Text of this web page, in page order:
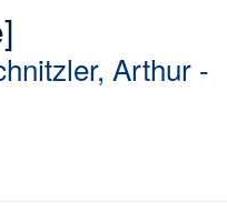
Arthur -